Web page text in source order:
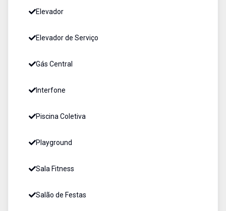
Elevador
Elevador de Serviço
Gás Central
Interfone
Piscina Coletiva
Playground
Sala Fitness
Salão de Festas